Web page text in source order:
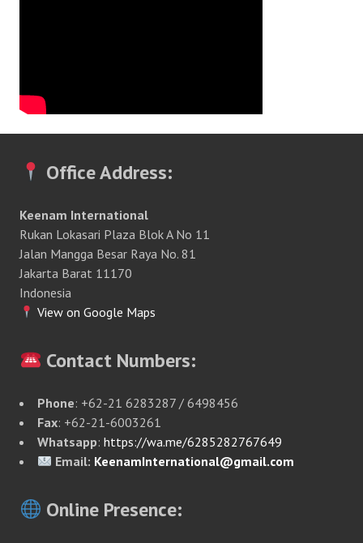
Office Address:
Keenam International
Rukan Lokasari Plaza Blok A No 11
Jalan Mangga Besar Raya No. 81
Jakarta Barat 11170
Indonesia
View on Google Maps
Contact Numbers:
Phone: +62-21 6283287 / 6498456
Fax: +62-21-6003261
Whatsapp: https://wa.me/6285282767649
Email: KeenamInternational@gmail.com
Online Presence: